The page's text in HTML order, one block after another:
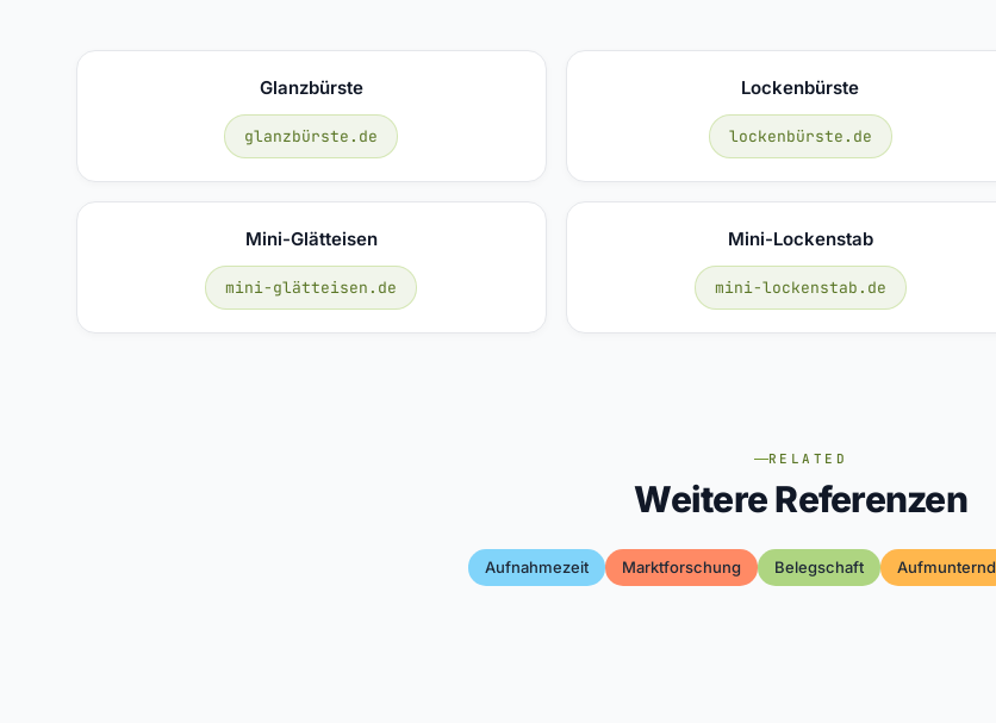
Glanzbürste
glanzbürste.de
Lockenbürste
lockenbürste.de
Mini-Glätteisen
mini-glätteisen.de
Mini-Lockenstab
mini-lockenstab.de
RELATED
Weitere Referenzen
Aufnahmezeit Marktforschung Belegschaft Aufmunternd